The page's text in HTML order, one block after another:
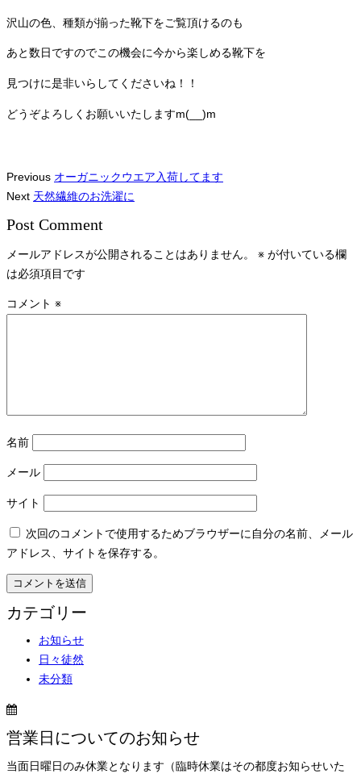
沢山の色、種類が揃った靴下をご覧頂けるのも
あと数日ですのでこの機会に今から楽しめる靴下を
見つけに是非いらしてくださいね！！
どうぞよろしくお願いいたしますm(__)m
Previous オーガニックウエア入荷してます
Next 天然繊維のお洗濯に
Post Comment
メールアドレスが公開されることはありません。 ※ が付いている欄
は必須項目です
コメント ※
名前
メール
サイト
次回のコメントで使用するためブラウザーに自分の名前、メール
アドレス、サイトを保存する。
カテゴリー
お知らせ
日々徒然
未分類
営業日についてのお知らせ
当面日曜日のみ休業となります（臨時休業はその都度お知らせいた